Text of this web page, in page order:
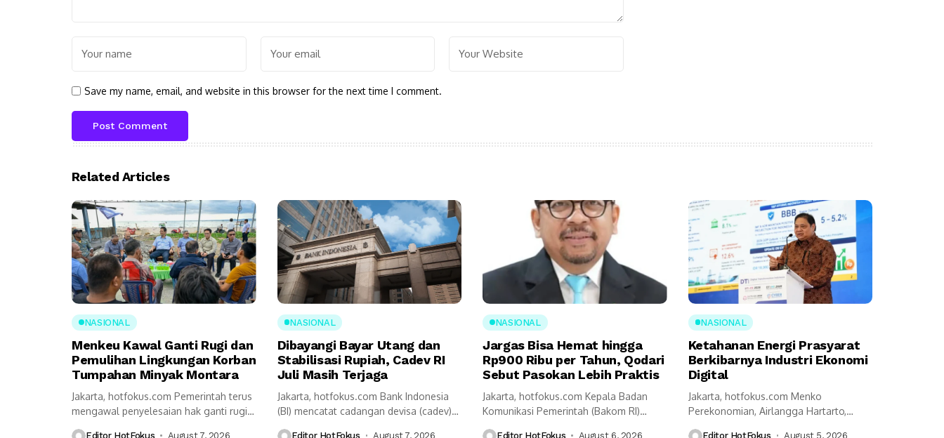
Save my name, email, and website in this browser for the next time I comment.
Related Articles
NASIONAL
Menkeu Kawal Ganti Rugi dan
Pemulihan Lingkungan Korban
Tumpahan Minyak Montara
Jakarta, hotfokus.com Pemerintah terus
mengawal penyelesaian hak ganti rugi
Editor HotFokus August 7, 2026
NASIONAL
Dibayangi Bayar Utang dan
Stabilisasi Rupiah, Cadev RI
Juli Masih Terjaga
Jakarta, hotfokus.com Bank Indonesia
(BI) mencatat cadangan devisa (cadev)
Editor HotFokus August 7, 2026
NASIONAL
Jargas Bisa Hemat hingga
Rp900 Ribu per Tahun, Qodari
Sebut Pasokan Lebih Praktis
Jakarta, hotfokus.com Kepala Badan
Komunikasi Pemerintah (Bakom RI)
Editor HotFokus August 6, 2026
NASIONAL
Ketahanan Energi Prasyarat
Berkibarnya Industri Ekonomi
Digital
Jakarta, hotfokus.com Menko
Perekonomian, Airlangga Hartarto,
Editor HotFokus August 5, 2026